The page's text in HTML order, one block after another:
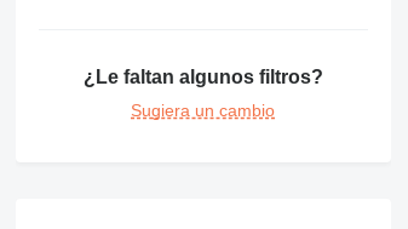
¿Le faltan algunos filtros?
Sugiera un cambio